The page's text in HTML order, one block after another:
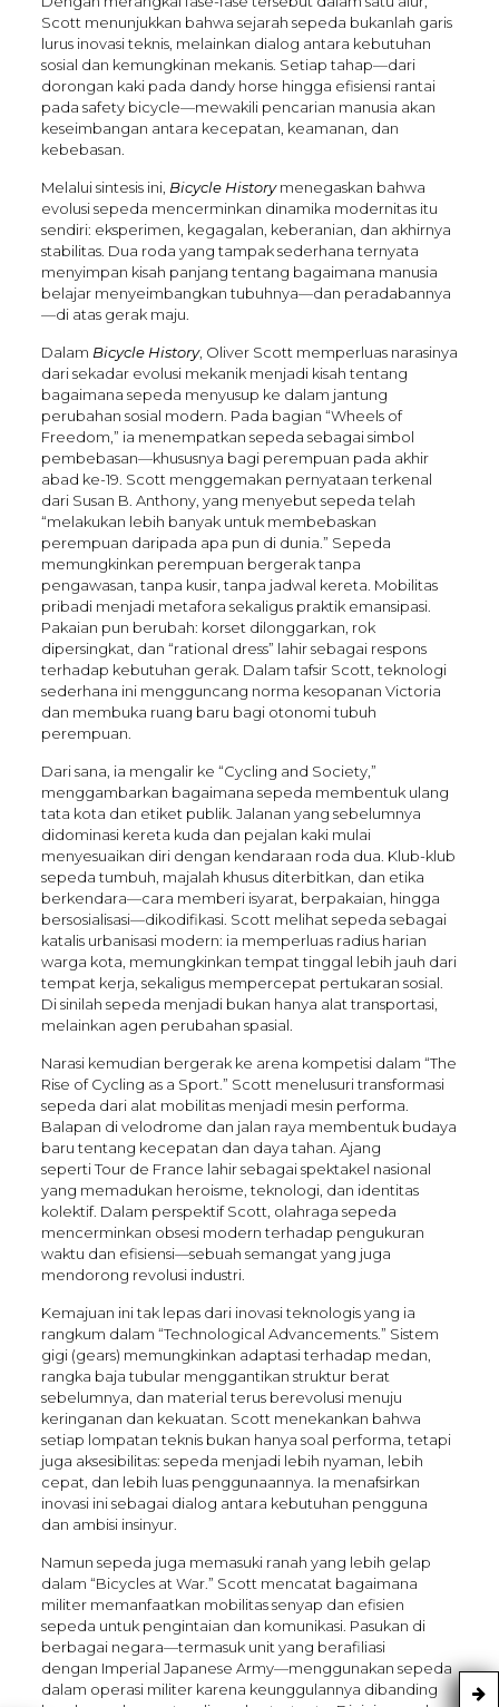
Scott menunjukkan bahwa sejarah sepeda bukanlah garis
lurus inovasi teknis, melainkan dialog antara kebutuhan
sosial dan kemungkinan mekanis. Setiap tahap—dari
dorongan kaki pada dandy horse hingga efisiensi rantai
pada safety bicycle—mewakili pencarian manusia akan
keseimbangan antara kecepatan, keamanan, dan
kebebasan.
Melalui sintesis ini, Bicycle Historymenegaskan bahwa
evolusi sepeda mencerminkan dinamika modernitas itu
sendiri: eksperimen, kegagalan, keberanian, dan akhirnya
stabilitas. Dua roda yang tampak sederhana ternyata
menyimpan kisah panjang tentang bagaimana manusia
belajar menyeimbangkan tubuhnya—dan peradabannya
—di atas gerak maju.
Dalam Bicycle History, Oliver Scott memperluas narasinya
dari sekadar evolusi mekanik menjadi kisah tentang
bagaimana sepeda menyusup ke dalam jantung
perubahan sosial modern. Pada bagian “Wheels of
Freedom,” ia menempatkan sepeda sebagai simbol
pembebasan—khususnya bagi perempuan pada akhir
abad ke-19. Scott menggemakan pernyataan terkenal
dari Susan B. Anthony, yang menyebut sepeda telah
“melakukan lebih banyak untuk membebaskan
perempuan daripada apa pun di dunia.” Sepeda
memungkinkan perempuan bergerak tanpa
pengawasan, tanpa kusir, tanpa jadwal kereta. Mobilitas
pribadi menjadi metafora sekaligus praktik emansipasi.
Pakaian pun berubah: korset dilonggarkan, rok
dipersingkat, dan “rational dress” lahir sebagai respons
terhadap kebutuhan gerak. Dalam tafsir Scott, teknologi
sederhana ini mengguncang norma kesopanan Victoria
dan membuka ruang baru bagi otonomi tubuh
perempuan.
Dari sana, ia mengalir ke “Cycling and Society,”
menggambarkan bagaimana sepeda membentuk ulang
tata kota dan etiket publik. Jalanan yang sebelumnya
didominasi kereta kuda dan pejalan kaki mulai
menyesuaikan diri dengan kendaraan roda dua. Klub-klub
sepeda tumbuh, majalah khusus diterbitkan, dan etika
berkendara—cara memberi isyarat, berpakaian, hingga
bersosialisasi—dikodifikasi. Scott melihat sepeda sebagai
katalis urbanisasi modern: ia memperluas radius harian
warga kota, memungkinkan tempat tinggal lebih jauh dari
tempat kerja, sekaligus mempercepat pertukaran sosial.
Di sinilah sepeda menjadi bukan hanya alat transportasi,
melainkan agen perubahan spasial.
Narasi kemudian bergerak ke arena kompetisi dalam “The
Rise of Cycling as a Sport.” Scott menelusuri transformasi
sepeda dari alat mobilitas menjadi mesin performa.
Balapan di velodrome dan jalan raya membentuk budaya
baru tentang kecepatan dan daya tahan. Ajang
seperti Tour de France lahir sebagai spektakel nasional
yang memadukan heroisme, teknologi, dan identitas
kolektif. Dalam perspektif Scott, olahraga sepeda
mencerminkan obsesi modern terhadap pengukuran
waktu dan efisiensi—sebuah semangat yang juga
mendorong revolusi industri.
Kemajuan ini tak lepas dari inovasi teknologis yang ia
rangkum dalam “Technological Advancements.” Sistem
gigi (gears) memungkinkan adaptasi terhadap medan,
rangka baja tubular menggantikan struktur berat
sebelumnya, dan material terus berevolusi menuju
keringanan dan kekuatan. Scott menekankan bahwa
setiap lompatan teknis bukan hanya soal performa, tetapi
juga aksesibilitas: sepeda menjadi lebih nyaman, lebih
cepat, dan lebih luas penggunaannya. Ia menafsirkan
inovasi ini sebagai dialog antara kebutuhan pengguna
dan ambisi insinyur.
Namun sepeda juga memasuki ranah yang lebih gelap
dalam “Bicycles at War.” Scott mencatat bagaimana
militer memanfaatkan mobilitas senyap dan efisien
sepeda untuk pengintaian dan komunikasi. Pasukan di
berbagai negara—termasuk unit yang berafiliasi
dengan Imperial Japanese Army—menggunakan sepeda
dalam operasi militer karena keunggulannya dibanding